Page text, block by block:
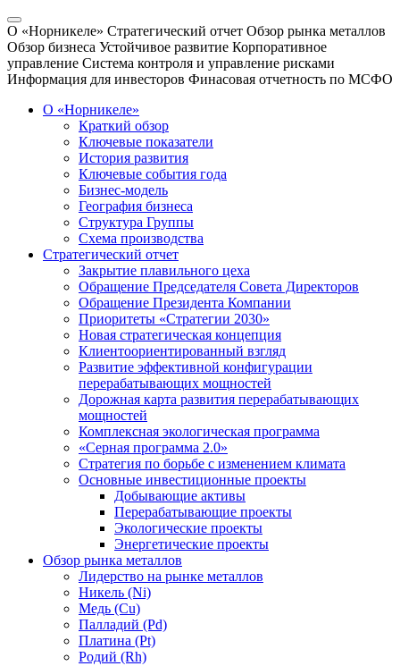
О «Норникеле» Стратегический отчет Обзор рынка металлов
Обзор бизнеса Устойчивое развитие Корпоративное
управление Система контроля и управление рисками
Информация для инвесторов Финасовая отчетность по МСФО
О «Норникеле»
Краткий обзор
Ключевые показатели
История развития
Ключевые события года
Бизнес-модель
География бизнеса
Структура Группы
Схема производства
Стратегический отчет
Закрытие плавильного цеха
Обращение Председателя Совета Директоров
Обращение Президента Компании
Приоритеты «Стратегии 2030»
Новая стратегическая концепция
Клиентоориентированный взгляд
Развитие эффективной конфигурации
перерабатывающих мощностей
Дорожная карта развития перерабатывающих
мощностей
Комплексная экологическая программа
«Серная программа 2.0»
Стратегия по борьбе с изменением климата
Основные инвестиционные проекты
Добывающие активы
Перерабатывающие проекты
Экологические проекты
Энергетические проекты
Обзор рынка металлов
Лидерство на рынке металлов
Никель (Ni)
Медь (Cu)
Палладий (Pd)
Платина (Pt)
Родий (Rh)